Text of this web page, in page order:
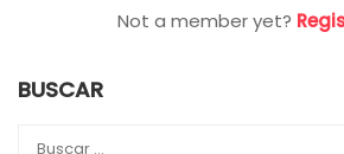
Not a member yet?
BUSCAR